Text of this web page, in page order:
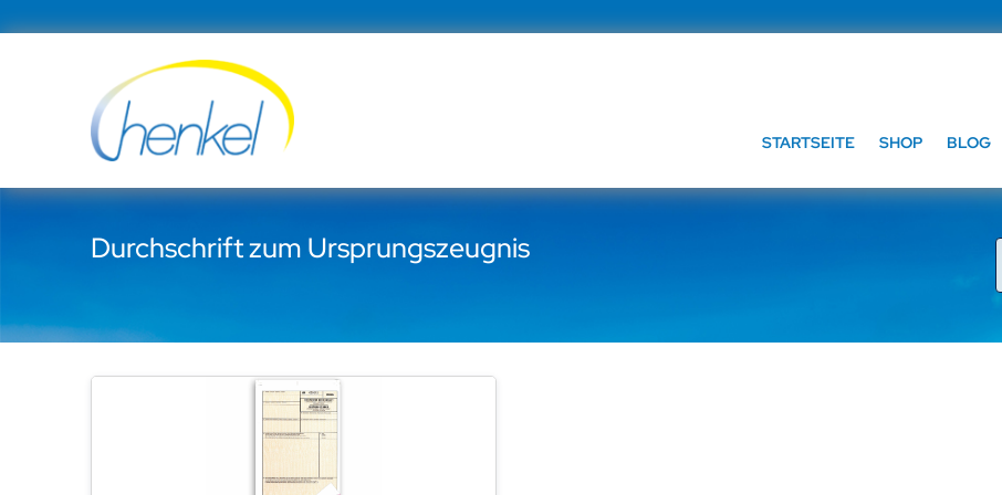
Inhalt
STARTSEITE SHOP BLOG
Durchschrift zum Ursprungszeugnis